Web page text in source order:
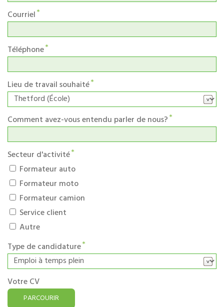
Courriel
Téléphone
Lieu de travail souhaité
Comment avez-vous entendu parler de nous?
Secteur d'activité
Formateur auto
Formateur moto
Formateur camion
Service client
Autre
Type de candidature
Votre CV
PARCOURIR